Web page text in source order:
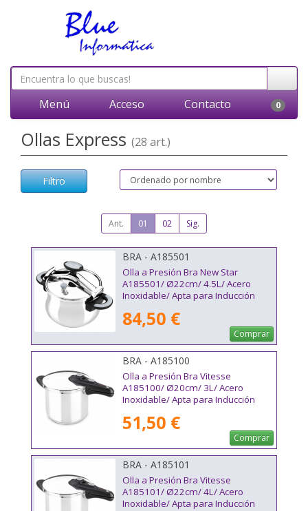
Menú Acceso Contacto 0
Ollas Express (28 art.)
Filtro
Ant. 01 02 Sig.
BRA - A185501
Olla a Presión Bra New Star
A185501/ Ø22cm/ 4.5L/ Acero
Inoxidable/ Apta para Inducción
84,50 €
Comprar
BRA - A185100
Olla a Presión Bra Vitesse
A185100/ Ø20cm/ 3L/ Acero
Inoxidable/ Apta para Inducción
51,50 €
Comprar
BRA - A185101
Olla a Presión Bra Vitesse
A185101/ Ø22cm/ 4L/ Acero
Inoxidable/ Apta para Inducción